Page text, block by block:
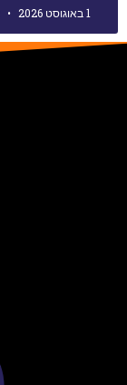
1 באוגוסט 2026